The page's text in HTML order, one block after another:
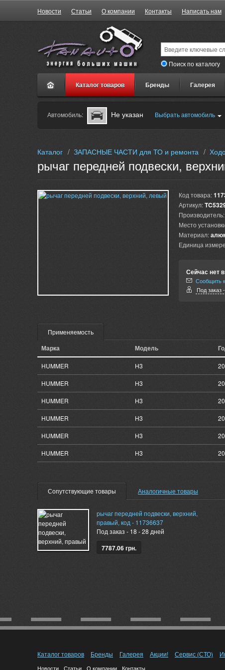
Новости Статьи О компании Контакты Написать нам
Поиск по каталогу
Каталог товаров Бренды Галерея
Автомобиль: Не указан Выбрать автомобиль
Каталог / ЗАПАСНЫЕ ЧАСТИ для ТО и ремонта /
рычаг передней подвески,
Код товара:
Артикул:
Производитель:
Место
Материал:
Единица
Сейчас нет
Сообщить
Под заказ
Применяемость
Марка Модель
HUMMER H3
HUMMER H3
HUMMER H3
HUMMER H3
HUMMER H3
HUMMER H3
Сопутствующие товары Аналогичные товары
рычаг передней подвески, верхний,
правый, код - 11736637
Под заказ - 18 - 28 дней
7787.06 грн.
Каталог товаров Бренды Галерея Акции! Сервис (СТО)
Новости Статьи О компании Контакты